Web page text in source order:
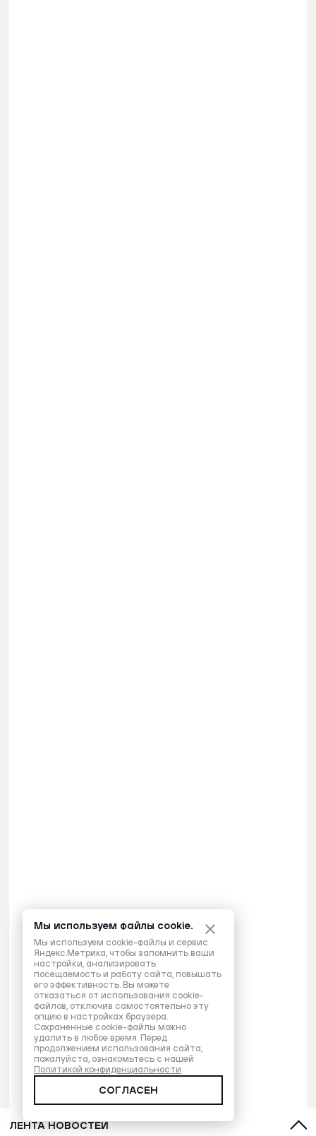
ЛЕНТА НОВОСТЕЙ
Мы используем файлы cookie.
Мы используем cookie-файлы и сервис
Яндекс.Метрика, чтобы запомнить ваши
настройки, анализировать
посещаемость и работу сайта, повышать
его эффективность. Вы можете
отказаться от использования cookie-
файлов, отключив самостоятельно эту
опцию в настройках браузера.
Сохраненные cookie-файлы можно
удалить в любое время. Перед
продолжением использования сайта,
пожалуйста, ознакомьтесь с нашей
Политикой конфиденциальности.
СОГЛАСЕН